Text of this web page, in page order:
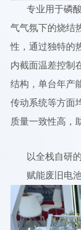
专业用于磷
气气氛下的烧结
性，通过独特的
内截面温差控制
结构，单台年产
传动系统等方面
质量一致性高，
以全栈自研
赋能废旧电